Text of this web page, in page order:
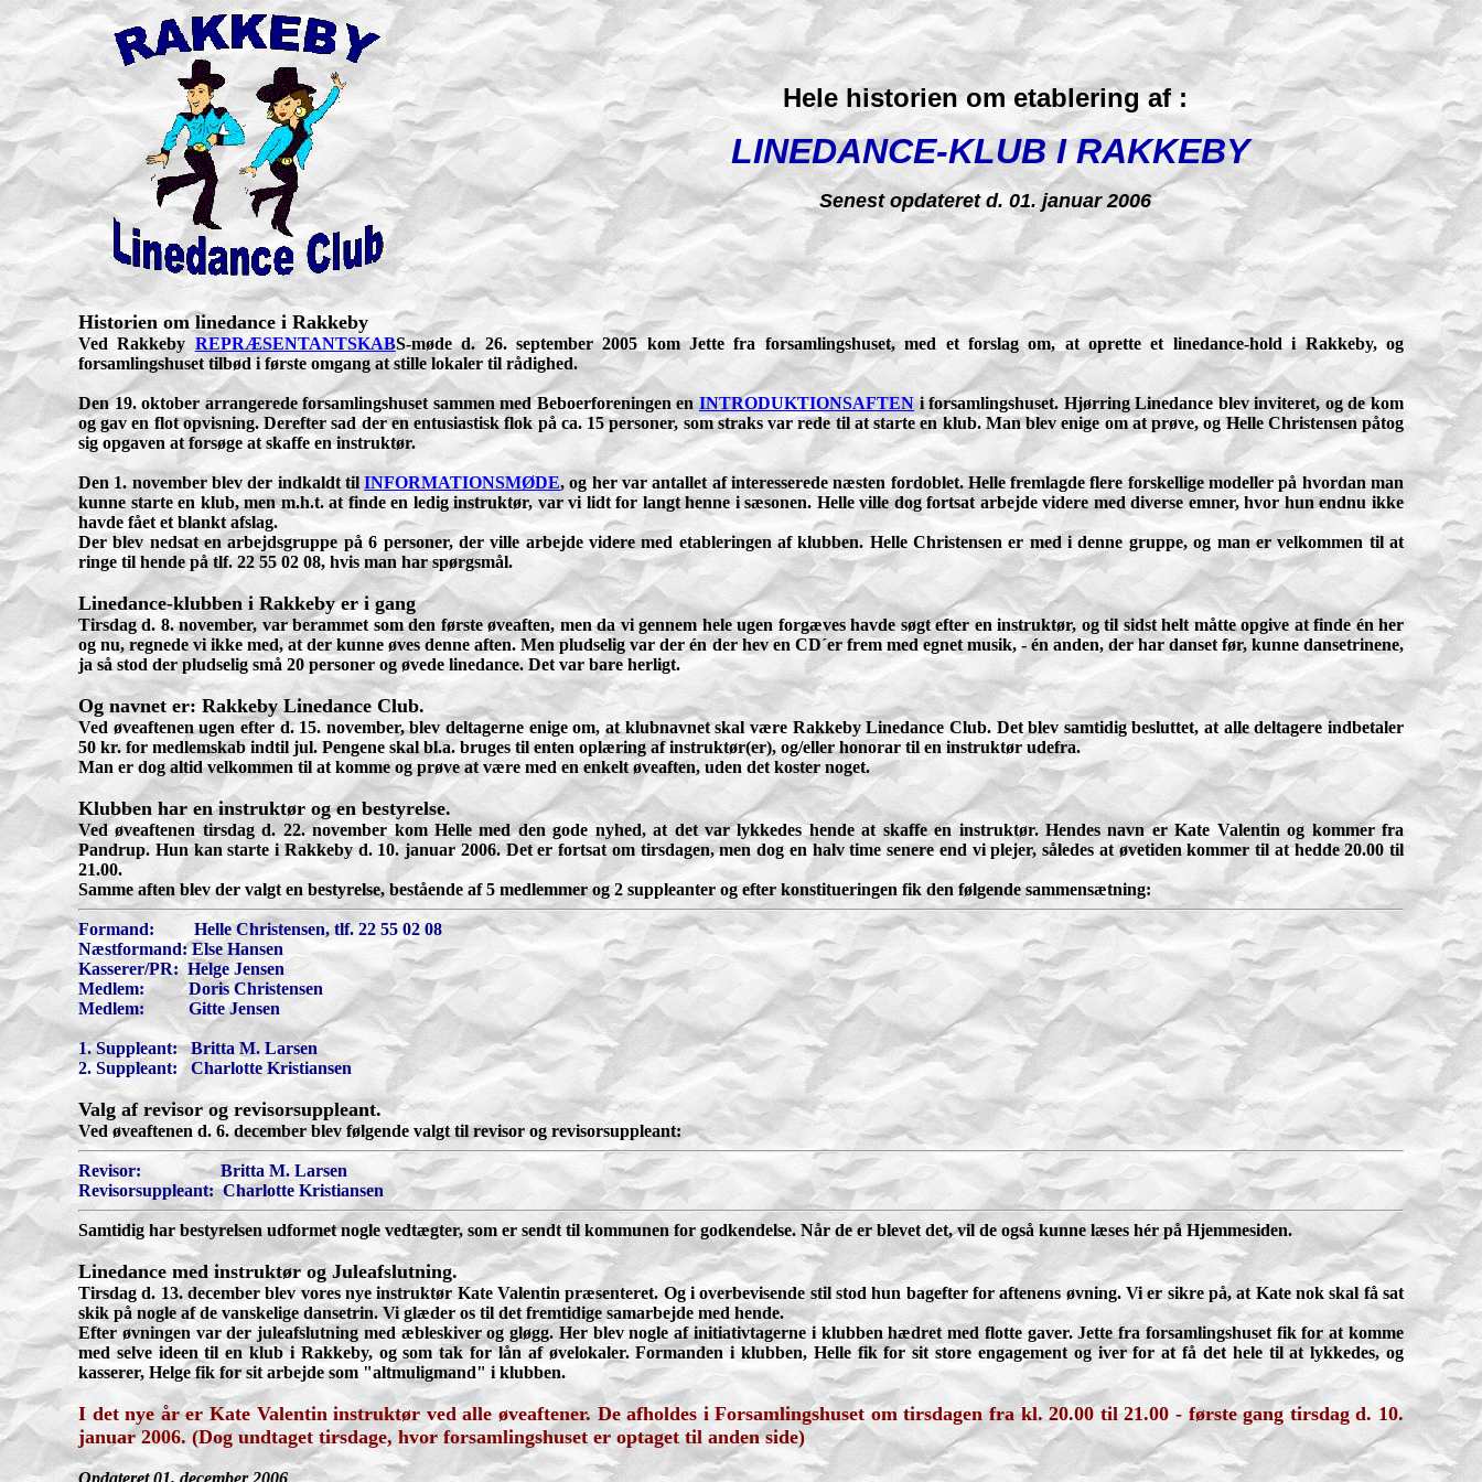
Hele historien om etablering af :
LINEDANCE-KLUB I RAKKEBY
Senest opdateret d. 01. januar 2006
Historien om linedance i Rakkeby
Ved Rakkeby REPRÆSENTANTSKABS-møde d. 26. september 2005 kom Jette fra forsamlingshuset, med et forslag om, at oprette et linedance-hold i Rakkeby, og
forsamlingshuset tilbød i første omgang at stille lokaler til rådighed.
Den 19. oktober arrangerede forsamlingshuset sammen med Beboerforeningen enINTRODUKTIONSAFTENi forsamlingshuset. Hjørring Linedance blev inviteret, og de kom
og gav en flot opvisning. Derefter sad der en entusiastisk flok på ca. 15 personer, som straks var rede til at starte en klub. Man blev enige om at prøve, og Helle Christensen påtog
sig opgaven at forsøge at skaffe en instruktør.
Den 1. november blev der indkaldt tilINFORMATIONSMØDE, og her var antallet af interesserede næsten fordoblet. Helle fremlagde flere forskellige modeller på hvordan man
kunne starte en klub, men m.h.t. at finde en ledig instruktør, var vi lidt for langt henne i sæsonen. Helle ville dog fortsat arbejde videre med diverse emner, hvor hun endnu ikke
havde fået et blankt afslag.
Der blev nedsat en arbejdsgruppe på 6 personer, der ville arbejde videre med etableringen af klubben. Helle Christensen er med i denne gruppe, og man er velkommen til at
ringe til hende på tlf. 22 55 02 08, hvis man har spørgsmål.
Linedance-klubben i Rakkeby er i gang
Tirsdag d. 8. november, var berammet som den første øveaften, men da vi gennem hele ugen forgæves havde søgt efter en instruktør, og til sidst helt måtte opgive at finde én her
og nu, regnede vi ikke med, at der kunne øves denne aften. Men pludselig var der én der hev en CD´er frem med egnet musik, - én anden, der har danset før, kunne dansetrinene,
ja så stod der pludselig små 20 personer og øvede linedance. Det var bare herligt.
Og navnet er: Rakkeby Linedance Club.
Ved øveaftenen ugen efter d. 15. november, blev deltagerne enige om, at klubnavnet skal være Rakkeby Linedance Club. Det blev samtidig besluttet, at alle deltagere indbetaler
50 kr. for medlemskab indtil jul. Pengene skal bl.a. bruges til enten oplæring af instruktør(er), og/eller honorar til en instruktør udefra.
Man er dog altid velkommen til at komme og prøve at være med en enkelt øveaften, uden det koster noget.
Klubben har en instruktør og en bestyrelse.
Ved øveaftenen tirsdag d. 22. november kom Helle med den gode nyhed, at det var lykkedes hende at skaffe en instruktør. Hendes navn er Kate Valentin og kommer fra
Pandrup. Hun kan starte i Rakkeby d. 10. januar 2006. Det er fortsat om tirsdagen, men dog en halv time senere end vi plejer, således at øvetiden kommer til at hedde 20.00 til
21.00.
Samme aften blev der valgt en bestyrelse, bestående af 5 medlemmer og 2 suppleanter og efter konstitueringen fik den følgende sammensætning:
Formand: Helle Christensen, tlf. 22 55 02 08
Næstformand: Else Hansen
Kasserer/PR: Helge Jensen
Medlem: Doris Christensen
Medlem: Gitte Jensen
1. Suppleant: Britta M. Larsen
2. Suppleant: Charlotte Kristiansen
Valg af revisor og revisorsuppleant.
Ved øveaftenen d. 6. december blev følgende valgt til revisor og revisorsuppleant:
Revisor: Britta M. Larsen
Revisorsuppleant: Charlotte Kristiansen
Samtidig har bestyrelsen udformet nogle vedtægter, som er sendt til kommunen for godkendelse. Når de er blevet det, vil de også kunne læses hér på Hjemmesiden.
Linedance med instruktør og Juleafslutning.
Tirsdag d. 13. december blev vores nye instruktør Kate Valentin præsenteret. Og i overbevisende stil stod hun bagefter for aftenens øvning. Vi er sikre på, at Kate nok skal få sat
skik på nogle af de vanskelige dansetrin. Vi glæder os til det fremtidige samarbejde med hende.
Efter øvningen var der juleafslutning med æbleskiver og gløgg. Her blev nogle af initiativtagerne i klubben hædret med flotte gaver. Jette fra forsamlingshuset fik for at komme
med selve ideen til en klub i Rakkeby, og som tak for lån af øvelokaler. Formanden i klubben, Helle fik for sit store engagement og iver for at få det hele til at lykkedes, og
kasserer, Helge fik for sit arbejde som "altmuligmand" i klubben.
I det nye år er Kate Valentin instruktør ved alle øveaftener. De afholdes i Forsamlingshuset om tirsdagen fra kl. 20.00 til 21.00 - første gang tirsdag d. 10.
januar 2006. (Dog undtaget tirsdage, hvor forsamlingshuset er optaget til anden side)
Opdateret 01. december 2006